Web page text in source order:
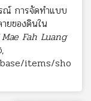
ณ์ การจัดทำแบบ
ยของดินใน
Fah Luang
items/sho